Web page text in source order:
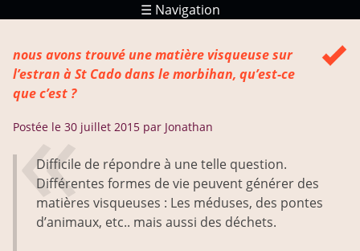
☰ Navigation
Ressources
nous avons trouvé une matière visqueuse sur
l’estran à St Cado dans le morbihan, qu’est-ce
que c’est ?
Postée le 30 juillet 2015 par Jonathan
Difficile de répondre à une telle question.
Différentes formes de vie peuvent générer des
matières visqueuses : Les méduses, des pontes
d’animaux, etc.. mais aussi des déchets.